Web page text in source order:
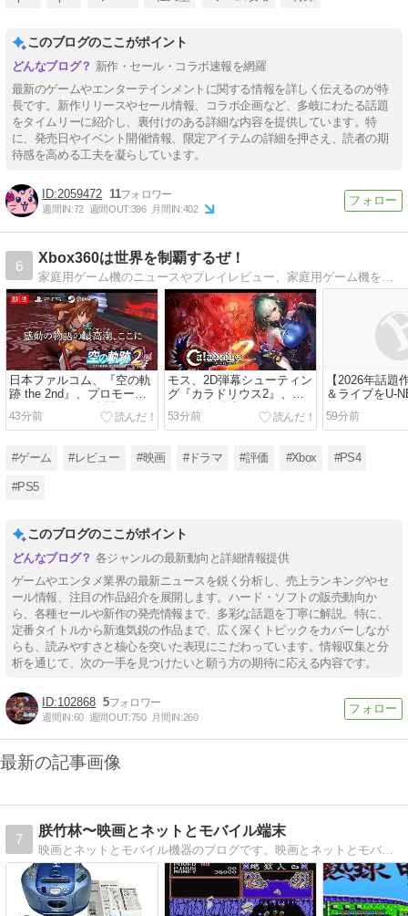
このブログのここがポイント
新作・セール・コラボ速報を網羅
最新のゲームやエンターテインメントに関する情報を詳しく伝えるのが特
長です。新作リリースやセール情報、コラボ企画など、多岐にわたる話題
をタイムリーに紹介し、裏付けのある詳細な内容を提供しています。特
に、発売日やイベント開催情報、限定アイテムの詳細を押さえ、読者の期
待感を高める工夫を凝らしています。
2059472 11
週間IN:72 週間OUT:396 月間IN:402
6
Xbox360は世界を制覇するぜ！
日本ファルコム、『空の軌
跡 the 2nd』、プロモーシ
ョントレーラー公開
43分前
モス、2D弾幕シューティン
グ『カラドリウス2』、
2026年冬発売
53分前
【2026年話題
＆ライブをU-
しよう！U-
2026/8/7
59分前
#ゲーム #レビュー #映画 #ドラマ #評価 #Xbox #PS4
#PS5
このブログのここがポイント
各ジャンルの最新動向と詳細情報提供
ゲームやエンタメ業界の最新ニュースを鋭く分析し、売上ランキングやセ
ール情報、注目の作品紹介を展開します。ハード・ソフトの販売動向か
ら、各種セールや新作の発売情報まで、多彩な話題を丁寧に解説。特に、
定番タイトルから新進気鋭の作品まで、広く深くトピックをカバーしなが
らも、読みやすさと核心を突いた表現にこだわっています。情報収集と分
析を通じて、次の一手を見つけたいと願う方の期待に応える内容です。
102868 5
週間IN:60 週間OUT:750 月間IN:260
最新の記事画像
7
朕竹林〜映画とネットとモバイル端末
映画とネットとモバイル機器のブログです。映画とネットとモバイル機器のブログ。珍しいもの、面白いもの大好きです。